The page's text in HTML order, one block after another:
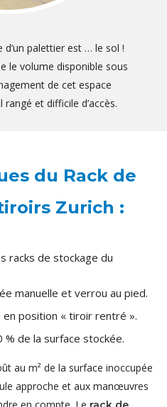
palettier est … le sol !
le volume disponible sous
de cet espace
et difficile d’accès.
du Rack de
Zurich :
racks de stockage du
manuelle et verrou au pied.
position « tiroir rentré ».
de la surface stockée.
au m² de la surface inoccupée
approche et aux manœuvres